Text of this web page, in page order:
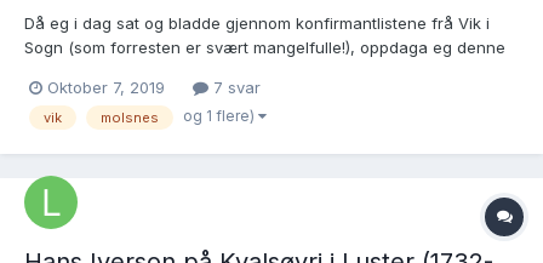
Då eg i dag sat og bladde gjennom konfirmantlistene frå Vik i
Sogn (som forresten er svært mangelfulle!), oppdaga eg denne
https://media.digitalarkivet.no/view/11756/92 Dette syner seg
vera ei jente som eg har vore på leiting etter i m...
Oktober 7, 2019 7 svar
vik molsnes og 1 flere)